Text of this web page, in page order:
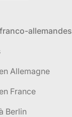
allemandes
Allemagne
France
Berlin